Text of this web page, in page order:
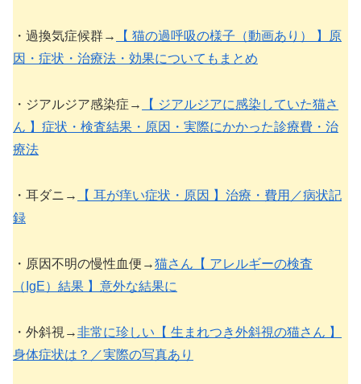
・過換気症候群→
【 猫の過呼吸の様子（動画あり） 】原
因・症状・治療法・効果についてもまとめ
・ジアルジア感染症→
【 ジアルジアに感染していた猫さ
ん 】症状・検査結果・原因・実際にかかった診療費・治
療法
・耳ダニ→
【 耳が痒い症状・原因 】治療・費用／病状記
録
・原因不明の慢性血便→猫さん【 アレルギーの検査
（IgE）結果 】意外な結果に
・外斜視→非常に珍しい【 生まれつき外斜視の猫さん 】
身体症状は？／実際の写真あり